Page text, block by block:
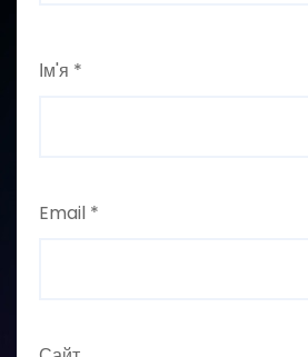
Ім'я *
Email *